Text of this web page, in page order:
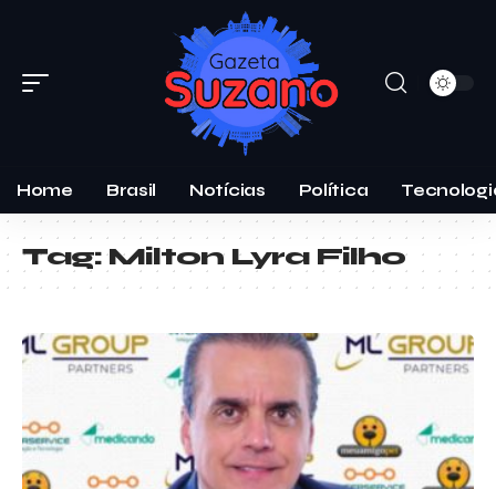
Home Brasil Notícias Política
Tag:Milton Lyra Filho